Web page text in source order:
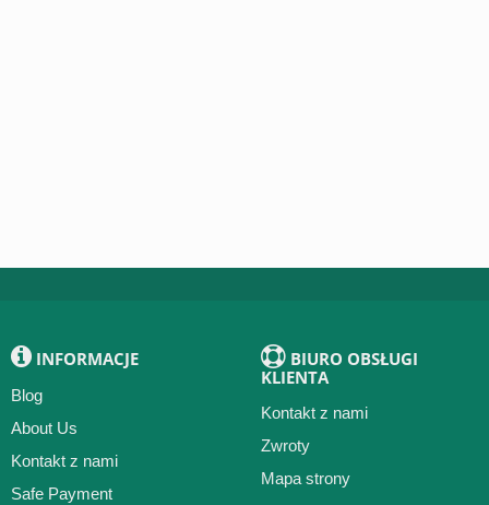
INFORMACJE
Blog
About Us
Kontakt z nami
Safe Payment
BIURO OBSŁUGI
KLIENTA
Kontakt z nami
Zwroty
Mapa strony